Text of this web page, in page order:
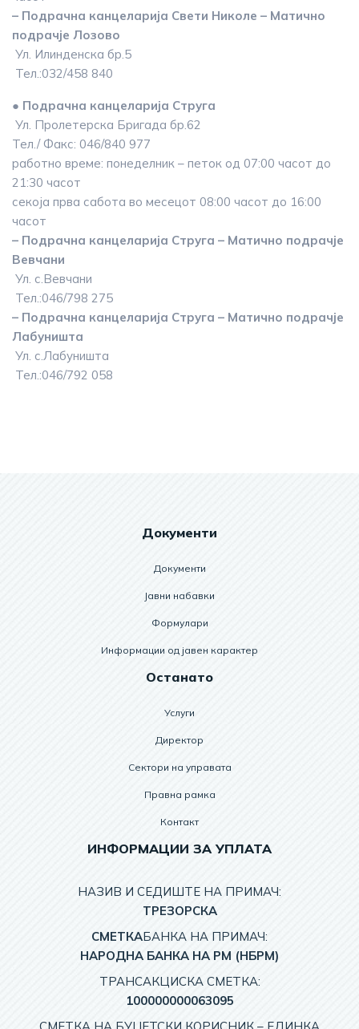
– Подрачна канцеларија Свети Николе – Матично
подрачје Лозово
Ул. Илинденска бр.5
Тел.:032/458 840
● Подрачна канцеларија Струга
Ул. Пролетерска Бригада бр.62
Тел./ Факс: 046/840 977
работно време: понеделник – петок од 07:00 часот до
21:30 часот
секоја прва сабота во месецот 08:00 часот до 16:00
часот
– Подрачна канцеларија Струга – Матично подрачје
Вевчани
Ул. с.Вевчани
Тел.:046/798 275
– Подрачна канцеларија Струга – Матично подрачје
Лабуништа
Ул. с.Лабуништа
Тел.:046/792 058
Документи
Документи
Јавни набавки
Формулари
Информации од јавен карактер
Останато
Услуги
Директор
Сектори на управата
Правна рамка
Контакт
ИНФОРМАЦИИ ЗА УПЛАТА
НАЗИВ И СЕДИШТЕ НА ПРИМАЧ:
TРЕЗОРСКА
СМЕТКАБАНКА НА ПРИМАЧ:
НАРОДНА БАНКА НА РМ (НБРМ)
ТРАНСАКЦИСКА СМЕТКА:
100000000063095
СМЕТКА НА БУЏЕТСКИ КОРИСНИК – EДИНКА